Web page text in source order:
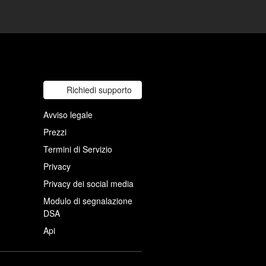
Richiedi supporto
Avviso legale
Prezzi
Termini di Servizio
Privacy
Privacy dei social media
Modulo di segnalazione
DSA
Api